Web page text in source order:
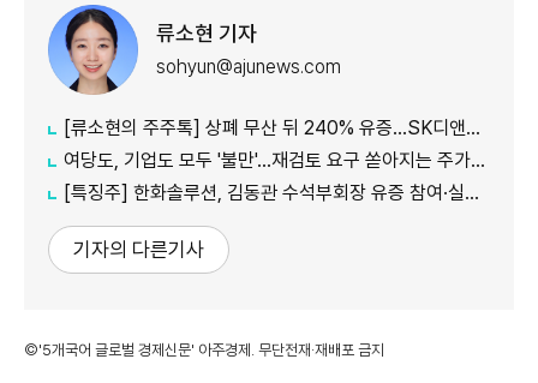
류소현 기자
sohyun@ajunews.com
[류소현의 주주톡] 상폐 무산 뒤 240% 유증…SK디앤디는 주주를 설득했나?
여당도, 기업도 모두 '불만'...재검토 요구 쏟아지는 주가누르기 방지 세제개편안
[특징주] 한화솔루션, 김동관 수석부회장 유증 참여·실적 개선 기대에 16% 강세
기자의 다른기사
©'5개국어 글로벌 경제신문' 아주경제. 무단전재·재배포 금지